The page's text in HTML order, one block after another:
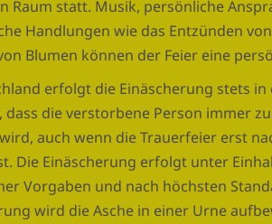
Raum statt. Musik, persönliche
Handlungen wie das Entzünden
Blumen können der Feier eine
erfolgt die Einäscherung stets in
dass die verstorbene Person immer
auch wenn die Trauerfeier erst
Die Einäscherung erfolgt unter
Vorgaben und nach höchsten
wird die Asche in einer Urne